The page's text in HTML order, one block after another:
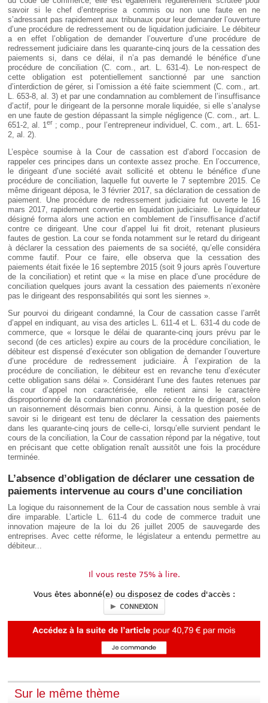
savoir si le chef d’entreprise a commis ou non une faute en ne
s’adressant pas rapidement aux tribunaux pour leur demander l’ouverture
d’une procédure de redressement ou de liquidation judiciaire. Le débiteur
a en effet l’obligation de demander l’ouverture d’une procédure de
redressement judiciaire dans les quarante-cinq jours de la cessation des
paiements si, dans ce délai, il n’a pas demandé le bénéfice d’une
procédure de conciliation (C. com., art. L. 631-4). Le non-respect de
cette obligation est potentiellement sanctionné par une sanction
d’interdiction de gérer, si l’omission a été faite sciemment (C. com., art.
L. 653-8, al. 3) et par une condamnation au comblement de l’insuffisance
d’actif, pour le dirigeant de la personne morale liquidée, si elle s’analyse
en une faute de gestion dépassant la simple négligence (C. com., art. L.
651-2, al. 1er ; comp., pour l’entrepreneur individuel, C. com., art. L. 651-
2, al. 2).
L’espèce soumise à la Cour de cassation est d’abord l’occasion de
rappeler ces principes dans un contexte assez proche. En l’occurrence,
le dirigeant d’une société avait sollicité et obtenu le bénéfice d’une
procédure de conciliation, laquelle fut ouverte le 7 septembre 2015. Ce
même dirigeant déposa, le 3 février 2017, sa déclaration de cessation de
paiement. Une procédure de redressement judiciaire fut ouverte le 16
mars 2017, rapidement convertie en liquidation judiciaire. Le liquidateur
désigné forma alors une action en comblement de l’insuffisance d’actif
contre ce dirigeant. Une cour d’appel lui fit droit, retenant plusieurs
fautes de gestion. La cour se fonda notamment sur le retard du dirigeant
à déclarer la cessation des paiements de sa société, qu’elle considéra
comme fautif. Pour ce faire, elle observa que la cessation des
paiements était fixée le 16 septembre 2015 (soit 9 jours après l’ouverture
de la conciliation) et retint que « la mise en place d’une procédure de
conciliation quelques jours avant la cessation des paiements n’exonère
pas le dirigeant des responsabilités qui sont les siennes ».
Sur pourvoi du dirigeant condamné, la Cour de cassation casse l’arrêt
d’appel en indiquant, au visa des articles L. 611-4 et L. 631-4 du code de
commerce, que « lorsque le délai de quarante-cinq jours prévu par le
second (de ces articles) expire au cours de la procédure conciliation, le
débiteur est dispensé d’exécuter son obligation de demander l’ouverture
d’une procédure de redressement judiciaire. À l’expiration de la
procédure de conciliation, le débiteur est en revanche tenu d’exécuter
cette obligation sans délai ». Considérant l’une des fautes retenues par
la cour d’appel non caractérisée, elle retient ainsi le caractère
disproportionné de la condamnation prononcée contre le dirigeant, selon
un raisonnement désormais bien connu. Ainsi, à la question posée de
savoir si le dirigeant est tenu de déclarer la cessation des paiements
dans les quarante-cinq jours de celle-ci, lorsqu’elle survient pendant le
cours de la conciliation, la Cour de cassation répond par la négative, tout
en précisant que cette obligation renaît aussitôt une fois la procédure
terminée.
L’absence d’obligation de déclarer une cessation de
paiements intervenue au cours d’une conciliation
La logique du raisonnement de la Cour de cassation nous semble à vrai
dire imparable. L’article L. 611-4 du code de commerce traduit une
innovation majeure de la loi du 26 juillet 2005 de sauvegarde des
entreprises. Avec cette réforme, le législateur a entendu permettre au
débiteur...
Il vous reste 75% à lire.
Vous êtes abonné(e) ou disposez de codes d'accès :
CONNEXION
Sur le même thème